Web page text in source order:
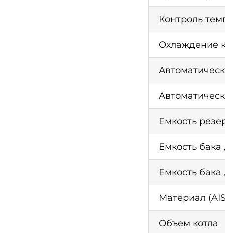
Контроль
Охлаждение
Емкость
Емкость
Емкость бака
Материал
Объем котла